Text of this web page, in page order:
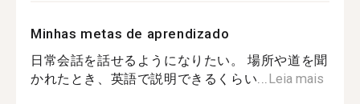
Minhas metas de aprendizado
日常会話を話せるようになりたい。 場所や道を聞
かれたとき、英語で説明できるくらい...Leia mais